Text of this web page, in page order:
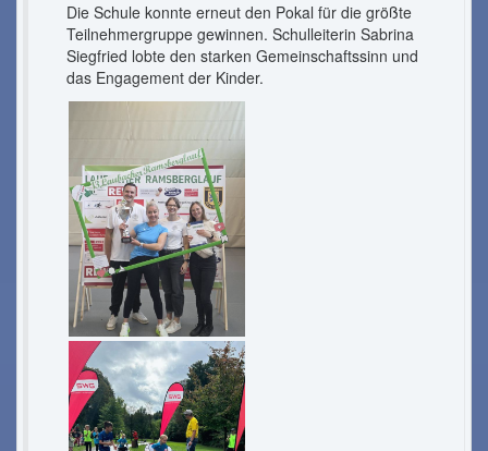
Die Schule konnte erneut den Pokal für die größte
Teilnehmergruppe gewinnen. Schulleiterin Sabrina
Siegfried lobte den starken Gemeinschaftssinn und
das Engagement der Kinder.